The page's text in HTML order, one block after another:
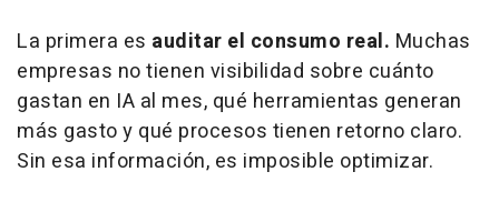
La primera es auditar el consumo real. Muchas
empresas no tienen visibilidad sobre cuánto
gastan en IA al mes, qué herramientas generan
más gasto y qué procesos tienen retorno claro.
Sin esa información, es imposible optimizar.